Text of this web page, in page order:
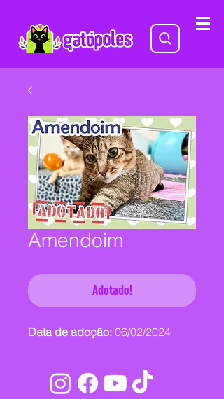
Amendoim
Adotado!
Data de adoção: 06/02/2024